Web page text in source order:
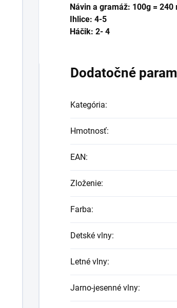
Návin a gramáž: 100g = 240
Ihlice: 4-5
Háčik: 2- 4
Dodatočné
Kategória:
Hmotnosť:
EAN:
Zloženie:
Farba:
Detské vlny:
Letné vlny:
Jarno-jesenné vlny: